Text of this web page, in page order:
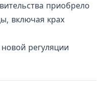
приобрело
включая крах
регуляции